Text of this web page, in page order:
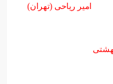
امیر ریاحی (تهران)